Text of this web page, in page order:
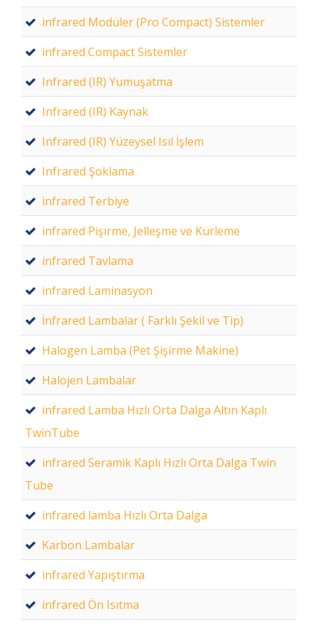
infrared Modüler (Pro Compact) Sistemler
infrared Compact Sistemler
Infrared (IR) Yumuşatma
Infrared (IR) Kaynak
Infrared (IR) Yüzeysel Isıl İşlem
Infrared Şoklama
infrared Terbiye
infrared Pişirme, Jelleşme ve Kürleme
infrared Tavlama
infrared Laminasyon
İnfrared Lambalar ( Farklı Şekil ve Tip)
Halogen Lamba (Pet Şişirme Makine)
Halojen Lambalar
infrared Lamba Hızlı Orta Dalga Altın Kaplı
TwinTube
infrared Seramik Kaplı Hızlı Orta Dalga Twin
Tube
infrared lamba Hızlı Orta Dalga
Karbon Lambalar
infrared Yapıştırma
infrared Ön Isıtma